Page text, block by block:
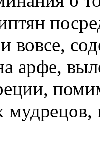
вовсе,
арфе,
мудрецов,